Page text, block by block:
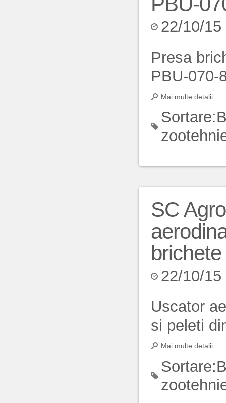
22/10/15
Presa
PBU-070-
Mai multe detalii...
Sortare:
SC
22/10/15
Uscator
si peleti
Mai multe detalii...
Sortare: